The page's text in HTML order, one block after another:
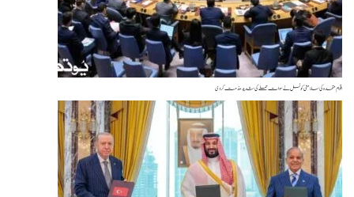
متحدہ کی سلامتی کونسل نے سوات حملے کی شدید مذمت کردی